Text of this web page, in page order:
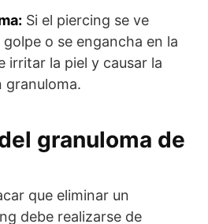
Si el piercing se ve
o se engancha en la
irritar la piel y causar la
granuloma.
granuloma de
que eliminar un
debe realizarse de